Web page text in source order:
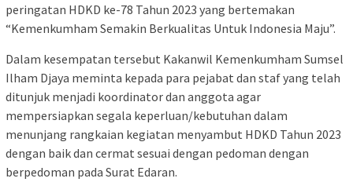
peringatan HDKD ke-78 Tahun 2023 yang bertemakan
“Kemenkumham Semakin Berkualitas Untuk Indonesia Maju”.
Dalam kesempatan tersebut Kakanwil Kemenkumham Sumsel
Ilham Djaya meminta kepada para pejabat dan staf yang telah
ditunjuk menjadi koordinator dan anggota agar
mempersiapkan segala keperluan/kebutuhan dalam
menunjang rangkaian kegiatan menyambut HDKD Tahun 2023
dengan baik dan cermat sesuai dengan pedoman dengan
berpedoman pada Surat Edaran.